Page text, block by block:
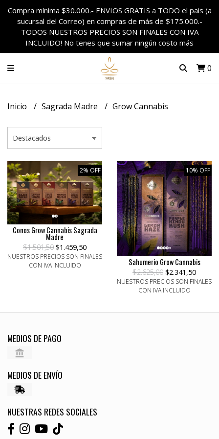
Compra mínima $30.000.- ENVIOS GRATIS a TODO el pais (a
sucursal del Correo) en compras de más de $175.000.-
TODOS NUESTROS PRECIOS SON FINALES CON IVA
INCLUIDO! No tenes que sumar ningún costo más
0
Inicio Sagrada Madre Grow Cannabis
2% OFF
Conos Grow Cannabis Sagrada
Madre
$1.501,50 $1.459,50
NUESTROS PRECIOS SON FINALES
CON IVA INCLUIDO
10% OFF
Sahumerio Grow Cannabis
$2.625,00 $2.341,50
NUESTROS PRECIOS SON FINALES
CON IVA INCLUIDO
MEDIOS DE PAGO
MEDIOS DE ENVÍO
NUESTRAS REDES SOCIALES